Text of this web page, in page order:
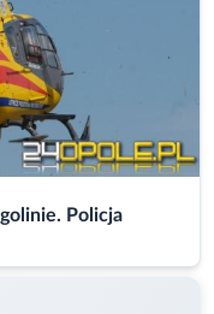
Policja